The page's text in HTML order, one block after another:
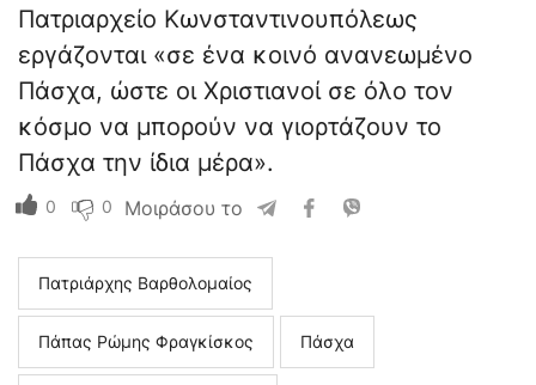
Πατριαρχείο Κωνσταντινουπόλεως
εργάζονται «σε ένα κοινό ανανεωμένο
Πάσχα, ώστε οι Χριστιανοί σε όλο τον
κόσμο να μπορούν να γιορτάζουν το
Πάσχα την ίδια μέρα».
0 0 Μοιράσου το
Πατριάρχης Βαρθολομαίος
Πάπας Ρώμης Φραγκίσκος Πάσχα